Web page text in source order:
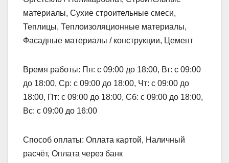
материалы, Сухие строительные смеси,
Теплицы, Теплоизоляционные материалы,
Фасадные материалы / конструкции, Цемент
Время работы: Пн: с 09:00 до 18:00, Вт: с 09:00
до 18:00, Ср: с 09:00 до 18:00, Чт: с 09:00 до
18:00, Пт: с 09:00 до 18:00, Сб: с 09:00 до 18:00,
Вс: с 09:00 до 16:00
Способ оплаты: Оплата картой, Наличный
расчёт, Оплата через банк